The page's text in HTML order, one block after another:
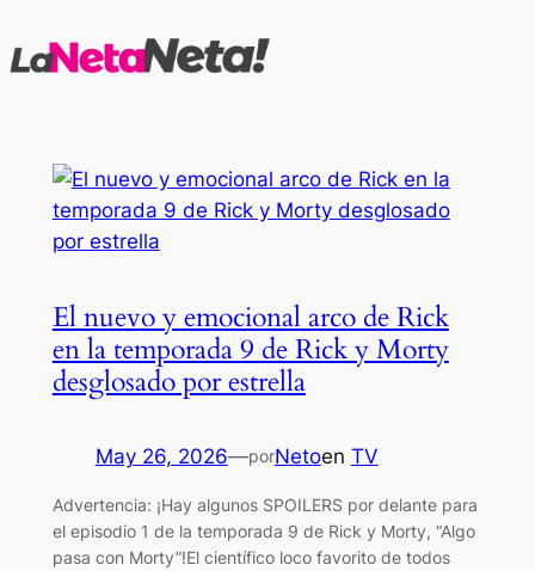
al
El nuevo y emocional arco de Rick
en la temporada 9 de Rick y Morty
desglosado por estrella
May 26, 2026—porNetoen TV
Advertencia: ¡Hay algunos SPOILERS por delante para
el episodio 1 de la temporada 9 de Rick y Morty, “Algo
pasa con Morty”!El científico loco favorito de todos